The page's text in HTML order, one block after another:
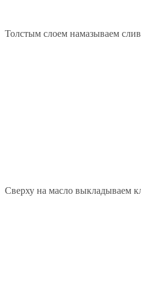
Толстым слоем намазываем
Сверху на масло выкладываем